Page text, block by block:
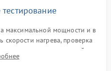
максимальной мощности и в
нагрева, проверка
при достижении заданной
утечек тока.